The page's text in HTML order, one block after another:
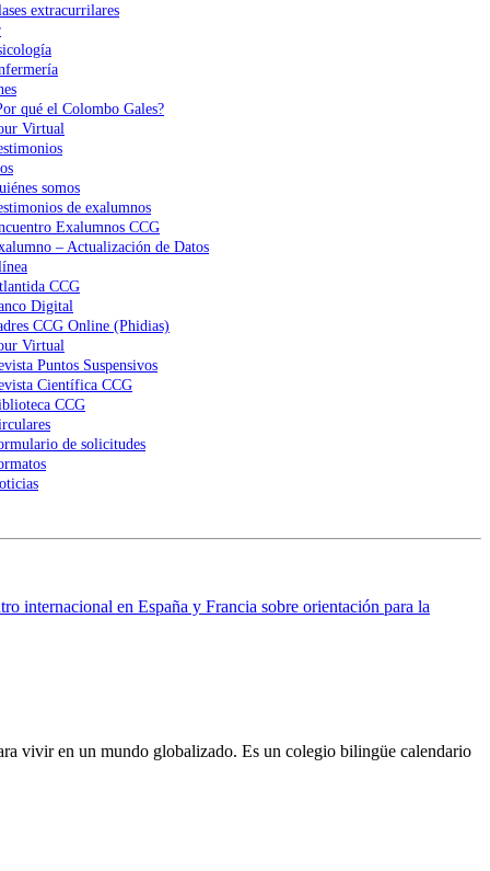
extracurrilares
qué el Colombo Gales?
Virtual
somos
de exalumnos
Exalumnos CCG
– Actualización de Datos
CCG
Digital
CCG Online (Phidias)
Virtual
Puntos Suspensivos
Científica CCG
CCG
de solicitudes
internacional en España y Francia sobre orientación para la
vivir en un mundo globalizado. Es un colegio bilingüe calendario